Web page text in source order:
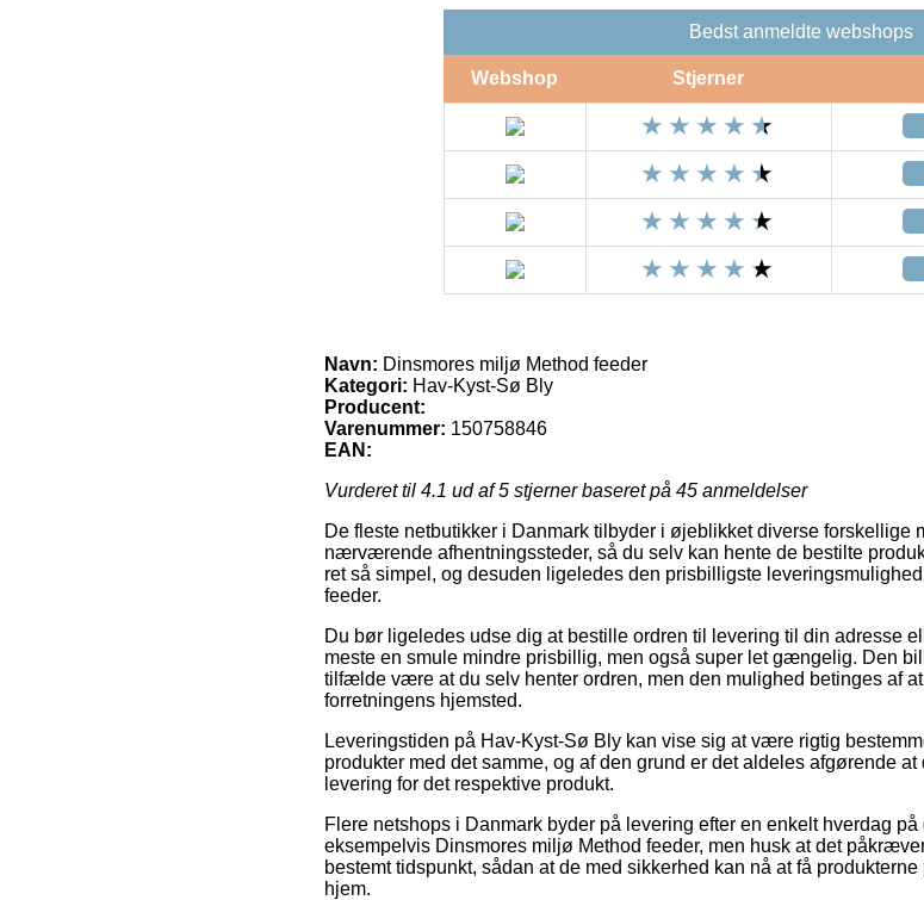
Bedst anmeldte webshops
Webshop Stjerner
Navn: Dinsmores miljø Method feeder
Kategori: Hav-Kyst-Sø Bly
Producent:
Varenummer: 150758846
EAN:
Vurderet til 4.1 ud af 5 stjerner baseret på 45 anmeldelser
De fleste netbutikker i Danmark tilbyder i øjeblikket diverse forskellige
nærværende afhentningssteder, så du selv kan hente de bestilte
ret så simpel, og desuden ligeledes den prisbilligste
feeder.
Du bør ligeledes udse dig at bestille ordren til levering til din adresse
meste en smule mindre prisbillig, men også super let gængelig. Den
tilfælde være at du selv henter ordren, men den mulighed betinges af
forretningens hjemsted.
Leveringstiden på Hav-Kyst-Sø Bly kan vise sig at være rigtig
produkter med det samme, og af den grund er det aldeles afgørende
levering for det respektive produkt.
Flere netshops i Danmark byder på levering efter en enkelt hverdag
eksempelvis Dinsmores miljø Method feeder, men husk at det
bestemt tidspunkt, sådan at de med sikkerhed kan nå at få
hjem.